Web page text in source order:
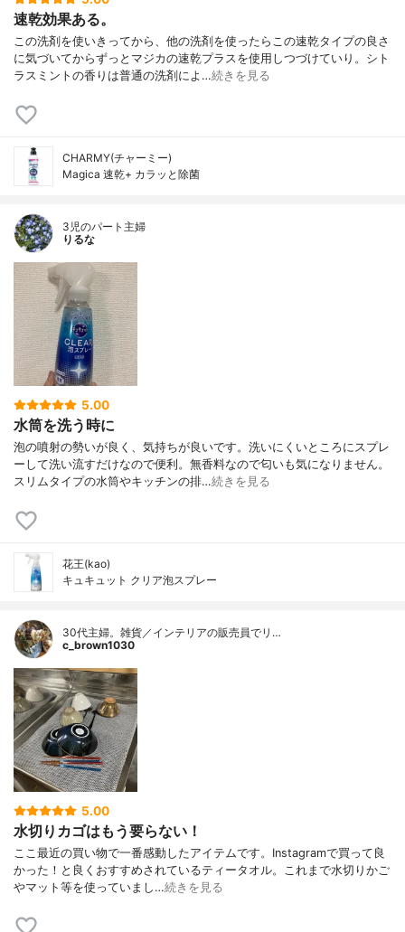
速乾効果ある。
この洗剤を使いきってから、他の洗剤を使ったらこの速乾タイプの良さ
に気づいてからずっとマジカの速乾プラスを使用しつづけていり。シト
ラスミントの香りは普通の洗剤によ…続きを見る
CHARMY(チャーミー)
Magica 速乾+ カラッと除菌
3児のパート主婦
りるな
5.00
水筒を洗う時に
泡の噴射の勢いが良く、気持ちが良いです。洗いにくいところにスプレ
ーして洗い流すだけなので便利。無香料なので匂いも気になりません。
スリムタイプの水筒やキッチンの排…続きを見る
花王(kao)
キュキュット クリア泡スプレー
30代主婦。雑貨／インテリアの販売員でリ…
c_brown1030
5.00
水切りカゴはもう要らない！
ここ最近の買い物で一番感動したアイテムです。Instagramで買って良
かった！と良くおすすめされているティータオル。これまで水切りかご
やマット等を使っていまし…続きを見る